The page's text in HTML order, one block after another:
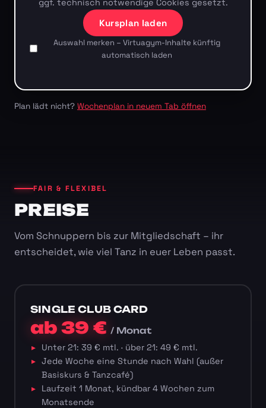
ggf. technisch notwendige Cookies gesetzt.
Kursplan laden
Auswahl merken – Virtuagym-Inhalte künftig
automatisch laden
Plan lädt nicht? Wochenplan in neuem Tab öffnen
FAIR & FLEXIBEL
PREISE
Vom Schnuppern bis zur Mitgliedschaft – ihr
entscheidet, wie viel Tanz in euer Leben passt.
SINGLE CLUB CARD
ab 39 €/ Monat
Unter 21: 39 € mtl. · über 21: 49 € mtl.
Jede Woche eine Stunde nach Wahl (außer
Basiskurs & Tanzcafé)
Laufzeit 1 Monat, kündbar 4 Wochen zum
Monatsende